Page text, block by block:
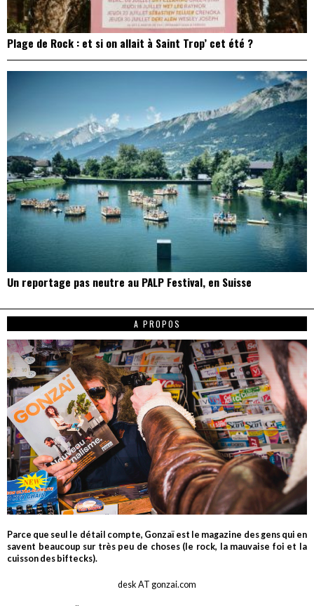
Plage de Rock : et si on allait à Saint Trop’ cet été ?
Un reportage pas neutre au PALP Festival, en Suisse
A PROPOS
Parce que seul le détail compte, Gonzaï est le magazine des gens qui en
savent beaucoup sur très peu de choses (le rock, la mauvaise foi et la
cuisson des biftecks).
desk AT gonzai.com